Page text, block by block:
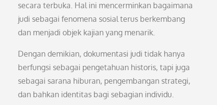
secara terbuka. Hal ini mencerminkan bagaimana
judi sebagai fenomena sosial terus berkembang
dan menjadi objek kajian yang menarik.
Dengan demikian, dokumentasi judi tidak hanya
berfungsi sebagai pengetahuan historis, tapi juga
sebagai sarana hiburan, pengembangan strategi,
dan bahkan identitas bagi sebagian individu.